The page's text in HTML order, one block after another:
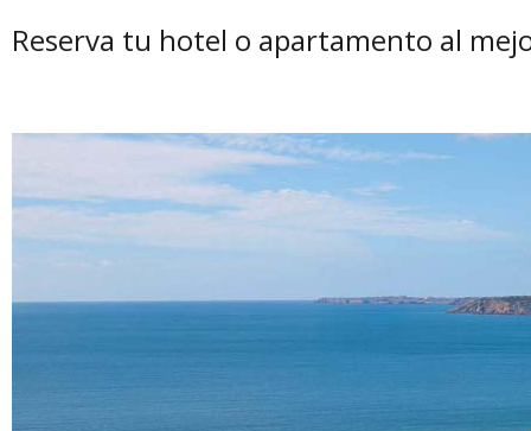
Reserva tu hotel o apartamento al